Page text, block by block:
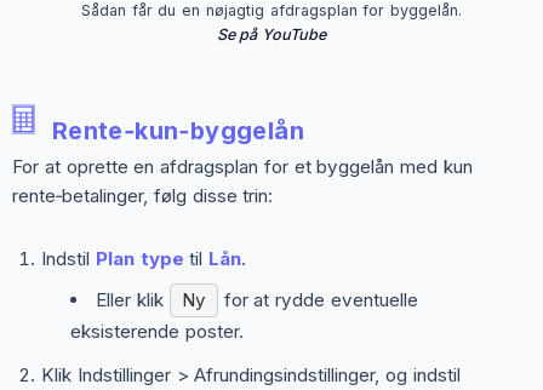
Sådan får du en nøjagtig afdragsplan for byggelån.
Se på YouTube
Rente‑kun‑byggelån
For at oprette en afdragsplan for et byggelån med kun
rente‑betalinger, følg disse trin:
Indstil Plan type til Lån.
Eller klik
Ny
for at rydde eventuelle
eksisterende poster.
Klik Indstillinger > Afrundingsindstillinger, og indstil